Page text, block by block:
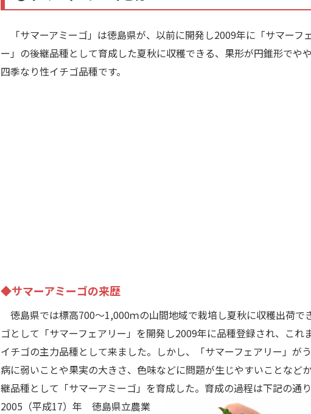
「サマーアミーゴ」は徳島県が、以前に開発し2009年に「サマーフ
ー」の後継品種として育成した夏秋に収穫できる、果形が円錐形でや
四季なり性イチゴ品種です。
◆サマーアミーゴの来歴
徳島県では標高700～1,000ｍの山間地域で栽培し夏秋に収穫出荷で
ゴとして「サマーフェアリー」を開発し2009年に品種登録され、これ
イチゴの主力品種として来ました。しかし、「サマーフェアリー」が
病に弱いことや果実の大きさ、色味などに問題が生じやすいことなど
継品種として「サマーアミーゴ」を育成した。育成の過程は下記の通
2005（平成17）年 徳島県立農業